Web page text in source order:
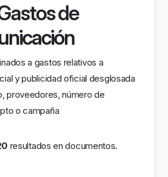
de
a gastos relativos a
y publicidad oficial desglosada
proveedores, número de
o campaña
resultados en documentos.